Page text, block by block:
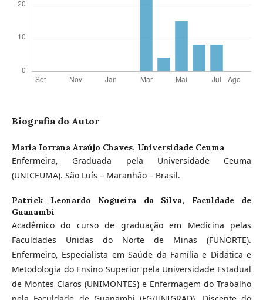
Biografia do Autor
Maria Iorrana Araújo Chaves, Universidade Ceuma
Enfermeira, Graduada pela Universidade Ceuma
(UNICEUMA). São Luís – Maranhão – Brasil.
Patrick Leonardo Nogueira da Silva, Faculdade de
Guanambi
Acadêmico do curso de graduação em Medicina pelas
Faculdades Unidas do Norte de Minas (FUNORTE).
Enfermeiro, Especialista em Saúde da Família e Didática e
Metodologia do Ensino Superior pela Universidade Estadual
de Montes Claros (UNIMONTES) e Enfermagem do Trabalho